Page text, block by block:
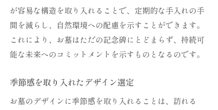
が容易な構造を取り入れることで、定期的な手入れの手
間を減らし、自然環境への配慮を示すことができます。
これにより、お墓はただの記念碑にとどまらず、持続可
能な未来へのコミットメントを示すものとなるのです。
季節感を取り入れたデザイン選定
お墓のデザインに季節感を取り入れることは、訪れる